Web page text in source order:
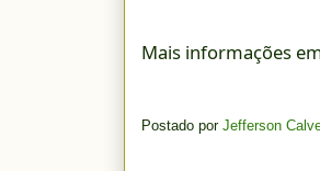
Mais informações
Postado por Jefferson